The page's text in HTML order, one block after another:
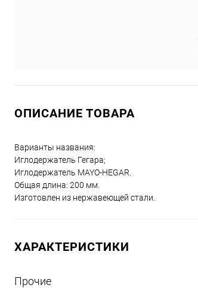
ОПИСАНИЕ ТОВАРА
Варианты названия:
Иглодержатель Гегара;
Иглодержатель MAYO-HEGAR.
Общая длина: 200 мм.
Изготовлен из нержавеющей стали.
ХАРАКТЕРИСТИКИ
Прочие